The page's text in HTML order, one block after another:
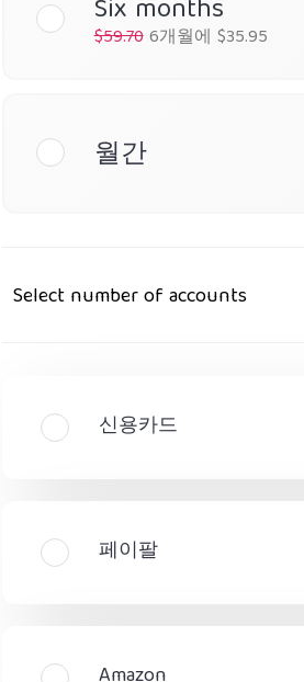
Six months
$59.706개월에 $35.95
월간
Select number of accounts
신용카드
페이팔